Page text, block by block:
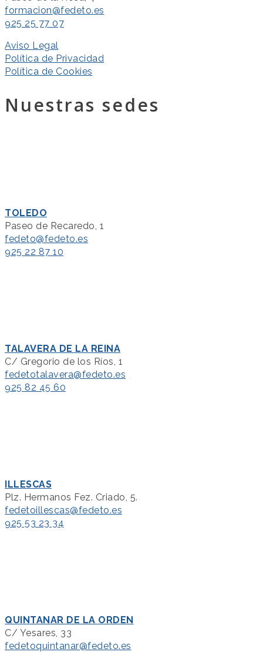
formacion@fedeto.es
925 25 77 07
Aviso Legal
Política de Privacidad
Política de Cookies
Nuestras sedes
TOLEDO
Paseo de Recaredo, 1
fedeto@fedeto.es
925 22 87 10
TALAVERA DE LA REINA
C/ Gregorio de los Ríos, 1
fedetotalavera@fedeto.es
925 82 45 60
ILLESCAS
Plz. Hermanos Fez. Criado, 5.
fedetoillescas@fedeto.es
925 53 23 34
QUINTANAR DE LA ORDEN
C/ Yesares, 33
fedetoquintanar@fedeto.es